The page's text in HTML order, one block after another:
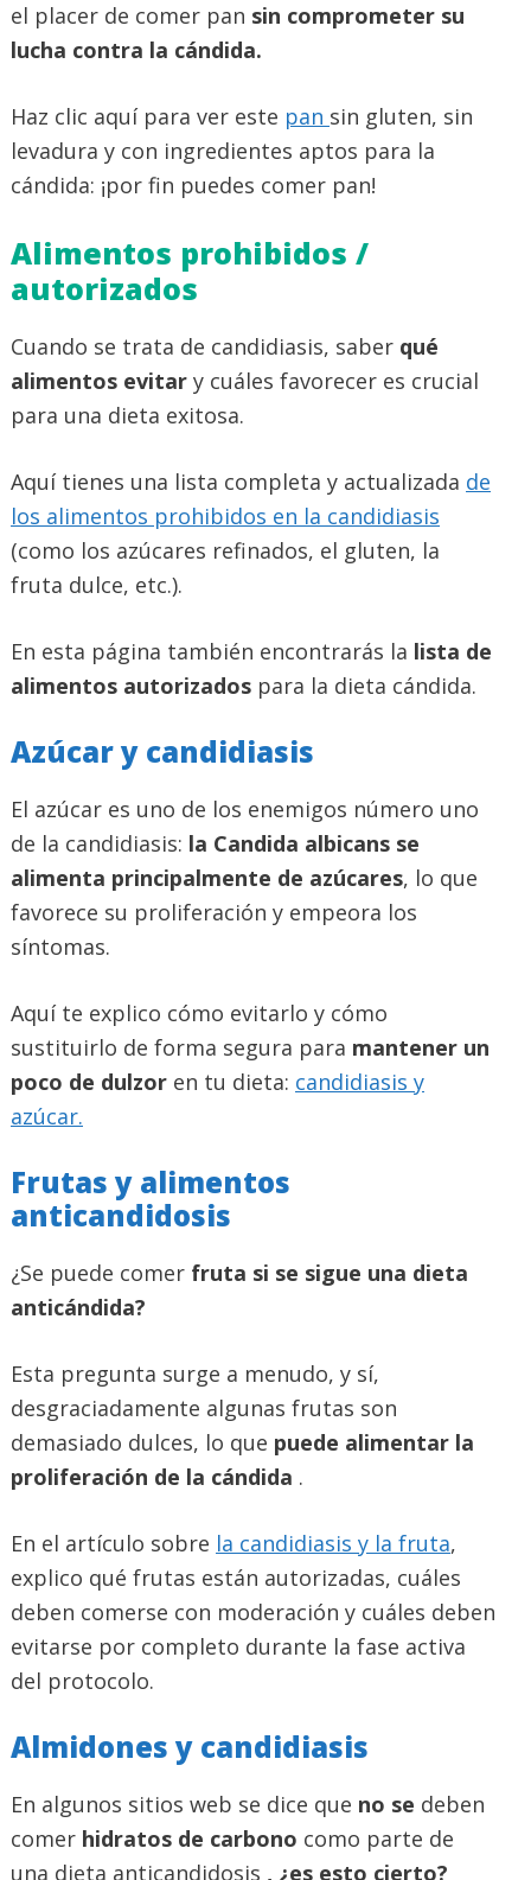
el placer de comer pan sin comprometer su
lucha contra la cándida.
Haz clic aquí para ver este pan sin gluten, sin
levadura y con ingredientes aptos para la
cándida: ¡por fin puedes comer pan!
Alimentos prohibidos /
autorizados
Cuando se trata de candidiasis, saber qué
alimentos evitar y cuáles favorecer es crucial
para una dieta exitosa.
Aquí tienes una lista completa y actualizada de
los alimentos prohibidos en la candidiasis
(como los azúcares refinados, el gluten, la
fruta dulce, etc.).
En esta página también encontrarás la lista de
alimentos autorizados para la dieta cándida.
Azúcar y candidiasis
El azúcar es uno de los enemigos número uno
de la candidiasis: la Candida albicans se
alimenta principalmente de azúcares, lo que
favorece su proliferación y empeora los
síntomas.
Aquí te explico cómo evitarlo y cómo
sustituirlo de forma segura para mantener un
poco de dulzor en tu dieta: candidiasis y
azúcar.
Frutas y alimentos
anticandidosis
¿Se puede comer fruta si se sigue una dieta
anticándida?
Esta pregunta surge a menudo, y sí,
desgraciadamente algunas frutas son
demasiado dulces, lo que puede alimentar la
proliferación de la cándida .
En el artículo sobre la candidiasis y la fruta,
explico qué frutas están autorizadas, cuáles
deben comerse con moderación y cuáles deben
evitarse por completo durante la fase activa
del protocolo.
Almidones y candidiasis
En algunos sitios web se dice que no se deben
comer hidratos de carbono como parte de
una dieta anticandidosis , ¿es esto cierto?